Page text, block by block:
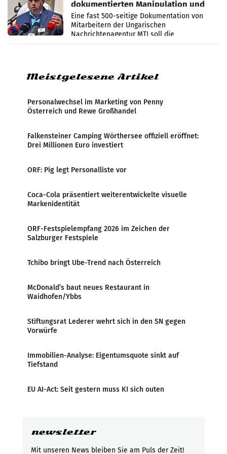
dokumentierten Manipulation und
Zensur
Eine fast 500-seitige Dokumentation von
Mitarbeitern der Ungarischen
Nachrichtenagentur MTI soll die
systematische Nachrichten-Manipulation und
Meistgelesene Artikel
Personalwechsel im Marketing von Penny
Österreich und Rewe Großhandel
Falkensteiner Camping Wörthersee offiziell eröffnet:
Drei Millionen Euro investiert
ORF: Pig legt Personalliste vor
Coca-Cola präsentiert weiterentwickelte visuelle
Markenidentität
ORF-Festspielempfang 2026 im Zeichen der
Salzburger Festspiele
Tchibo bringt Ube-Trend nach Österreich
McDonald’s baut neues Restaurant in
Waidhofen/Ybbs
Stiftungsrat Lederer wehrt sich in den SN gegen
Vorwürfe
Immobilien-Analyse: Eigentumsquote sinkt auf
Tiefstand
EU AI-Act: Seit gestern muss KI sich outen
newsletter
Mit unseren News bleiben Sie am Puls der Zeit!